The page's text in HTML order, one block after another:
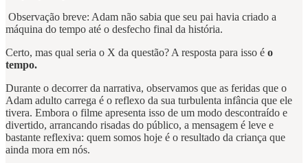
Observação breve: Adam não sabia que seu pai havia criado a
máquina do tempo até o desfecho final da história.
Certo, mas qual seria o X da questão? A resposta para isso é o
tempo.
Durante o decorrer da narrativa, observamos que as feridas que o
Adam adulto carrega é o reflexo da sua turbulenta infância que ele
tivera. Embora o filme apresenta isso de um modo descontraído e
divertido, arrancando risadas do público, a mensagem é leve e
bastante reflexiva: quem somos hoje é o resultado da criança que
ainda mora em nós.